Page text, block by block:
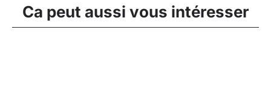
Ca peut aussi vous intéresser